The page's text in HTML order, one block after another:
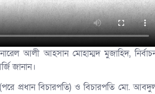
আলী আহসান মোহাম্মদ মুজাহিদ,
জানান।
প্রধান বিচারপতি) ও বিচারপতি মো.